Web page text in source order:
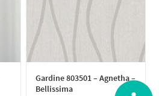
Gardine 803501 – Agnetha –
Bellissima